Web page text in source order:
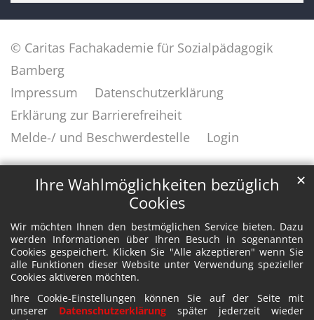
Ihre Wahlmöglichkeiten bezüglich
Cookies
Wir möchten Ihnen den bestmöglichen Service bieten. Dazu
werden Informationen über Ihren Besuch in sogenannten
Cookies gespeichert. Klicken Sie "Alle akzeptieren" wenn Sie
alle Funktionen dieser Website unter Verwendung spezieller
Cookies aktiveren möchten.
Ihre Cookie-Einstellungen können Sie auf der Seite mit
unserer Datenschutzerklärung später jederzeit wieder
✕
© Caritas Fachakademie für Sozialpädagogik
Bamberg
Impressum
Datenschutzerklärung
Erklärung zur Barrierefreiheit
Melde-/ und Beschwerdestelle
Login